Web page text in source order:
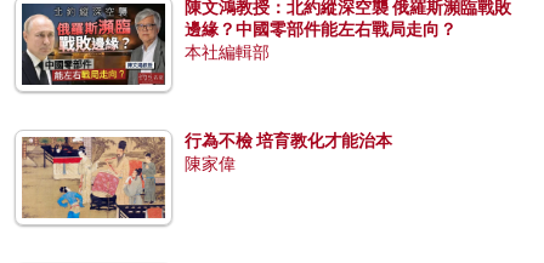
陳文鴻教授：北約縱深空襲 俄羅斯瀕臨戰敗
邊緣？中國零部件能左右戰局走向？
本社編輯部
行為不檢 培育教化才能治本
陳家偉